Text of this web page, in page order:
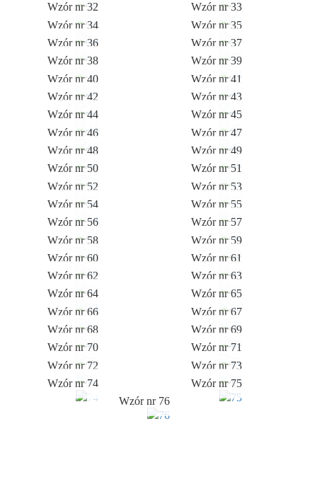
Wzór nr 32
Wzór nr 33
Wzór nr 34
Wzór nr 35
Wzór nr 36
Wzór nr 37
Wzór nr 38
Wzór nr 39
Wzór nr 40
Wzór nr 41
Wzór nr 42
Wzór nr 43
Wzór nr 44
Wzór nr 45
Wzór nr 46
Wzór nr 47
Wzór nr 48
Wzór nr 49
Wzór nr 50
Wzór nr 51
Wzór nr 52
Wzór nr 53
Wzór nr 54
Wzór nr 55
Wzór nr 56
Wzór nr 57
Wzór nr 58
Wzór nr 59
Wzór nr 60
Wzór nr 61
Wzór nr 62
Wzór nr 63
Wzór nr 64
Wzór nr 65
Wzór nr 66
Wzór nr 67
Wzór nr 68
Wzór nr 69
Wzór nr 70
Wzór nr 71
Wzór nr 72
Wzór nr 73
Wzór nr 74
Wzór nr 75
Wzór nr 76